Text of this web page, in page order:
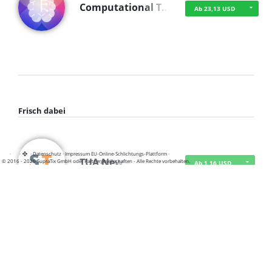
Computational T… Ab 23,13 USD
Frisch dabei
TUA News Ab 1,16 USD
· · ·Datenschutz·Impressum EU-Online-Schlichtungs-Plattform·
© 2016 - 2026 SupraTix GmbH oder Partnergesellschaften - Alle Rechte vorbehalten.